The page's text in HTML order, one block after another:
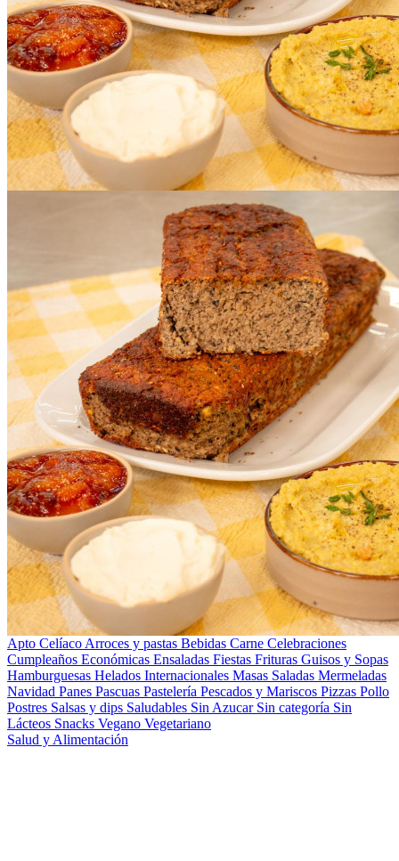
Apto Celíaco Arroces y pastas Bebidas Carne Celebraciones
Cumpleaños Económicas Ensaladas Fiestas Frituras Guisos y Sopas
Hamburguesas Helados Internacionales Masas Saladas Mermeladas
Navidad Panes Pascuas Pastelería Pescados y Mariscos Pizzas Pollo
Postres Salsas y dips Saludables Sin Azucar Sin categoría Sin
Lácteos Snacks Vegano Vegetariano
Salud y Alimentación